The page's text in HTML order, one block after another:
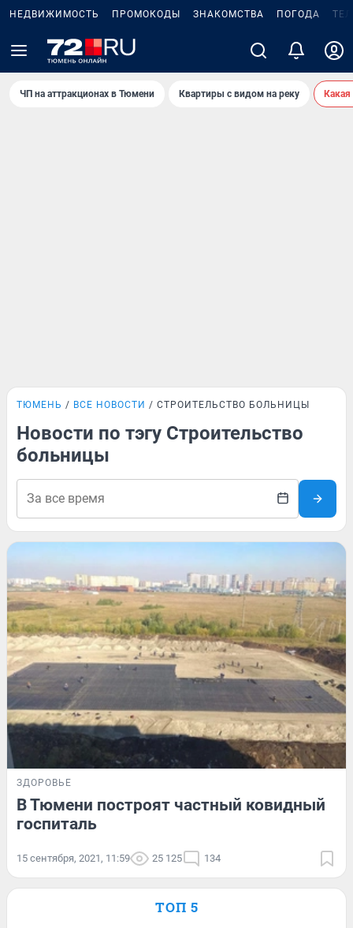
НЕДВИЖИМОСТЬ ПРОМОКОДЫ ЗНАКОМСТВА ПОГОДА
ЧП на аттракционах в Тюмени Квартиры с видом на реку
ТЮМЕНЬ ВСЕ НОВОСТИ СТРОИТЕЛЬСТВО БОЛЬНИЦЫ
Новости по тэгу Строительство
больницы
ЗДОРОВЬЕ
В Тюмени построят частный ковидный
госпиталь
15 сентября, 2021, 11:59 25 125 134
ТОП 5